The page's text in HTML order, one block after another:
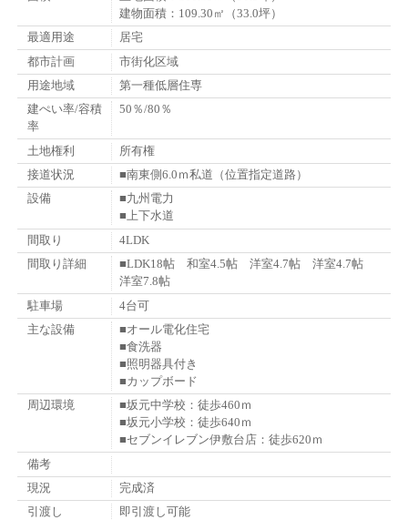
建物面積：109.30㎡（33.0坪）
最適用途
居宅
都市計画
市街化区域
用途地域
第一種低層住専
建ぺい率/容積
率
50％/80％
土地権利
所有権
接道状況
■南東側6.0ｍ私道（位置指定道路）
設備
■九州電力
■上下水道
間取り
4LDK
間取り詳細
■LDK18帖 和室4.5帖 洋室4.7帖 洋室4.7帖
洋室7.8帖
駐車場
4台可
主な設備
■オール電化住宅
■食洗器
■照明器具付き
■カップボード
周辺環境
■坂元中学校：徒歩460ｍ
■坂元小学校：徒歩640ｍ
■セブンイレブン伊敷台店：徒歩620ｍ
備考
現況
完成済
引渡し
即引渡し可能